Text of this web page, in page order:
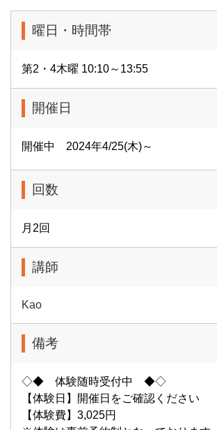
曜日・時間帯
第2・4木曜 10:10～13:55
開催日
開催中 2024年4/25(木)～
回数
月2回
講師
Kao
備考
◇◆ 体験随時受付中 ◆◇
【体験日】開催日をご確認ください
【体験費】3,025円